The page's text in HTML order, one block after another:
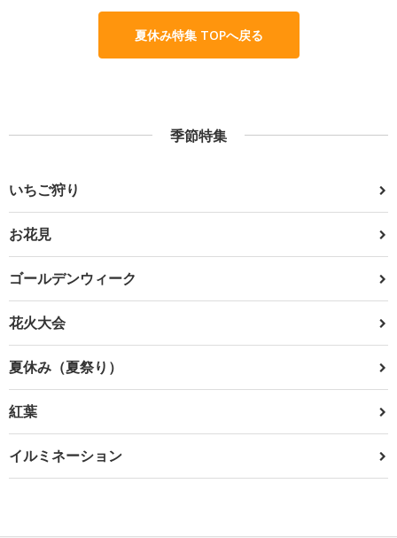
夏休み特集 TOPへ戻る
季節特集
いちご狩り
お花見
ゴールデンウィーク
花火大会
夏休み（夏祭り）
紅葉
イルミネーション